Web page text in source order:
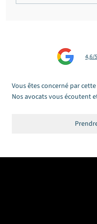
annulées,
période de 4,6/
Vous êtes concerné par
Nos avocats vous écoutent